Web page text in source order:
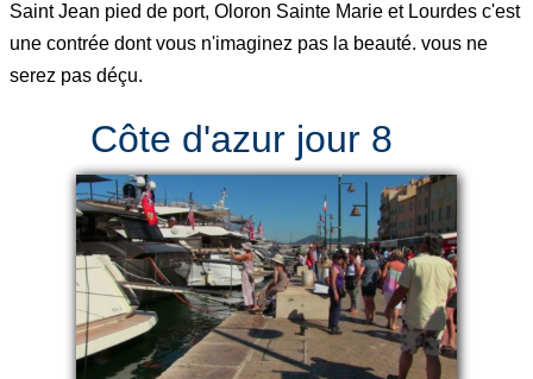
Saint Jean pied de port, Oloron Sainte Marie et Lourdes c'est
une contrée dont vous n'imaginez pas la beauté. vous ne
serez pas déçu.
Côte d'azur jour 8